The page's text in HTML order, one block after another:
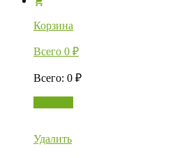
Корзина
Всего 0 ₽
Всего: 0 ₽
Удалить